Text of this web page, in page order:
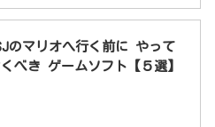
のマリオへ行く前に やって
べき ゲームソフト【５選】